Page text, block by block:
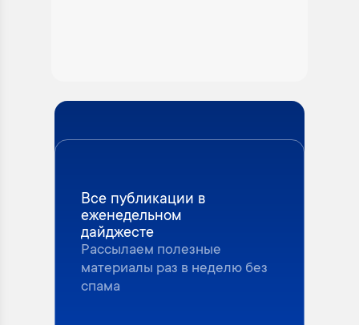
Все публикации в
еженедельном
дайджесте
Рассылаем полезные
материалы раз в неделю без
спама